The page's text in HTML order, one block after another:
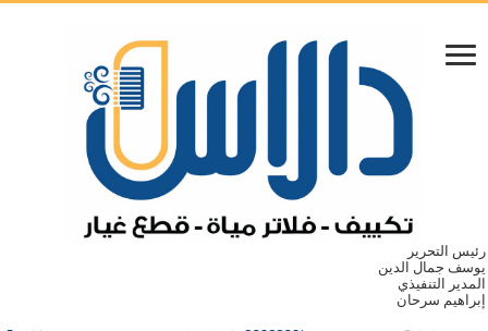
رئيس التحرير
يوسف جمال الدين
المدير التنفيذي
إبراهيم سرحان